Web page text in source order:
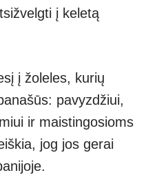
į keletą
į žoleles, kurių
pavyzdžiui,
ir maistingosioms
jog jos gerai